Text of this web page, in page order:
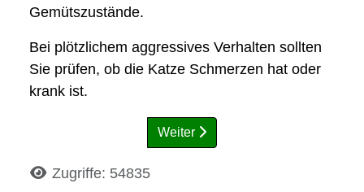
Gemütszustände.
Bei plötzlichem aggressives Verhalten sollten
Sie prüfen, ob die Katze Schmerzen hat oder
krank ist.
Weiter
DetailsZugriffe: 54835